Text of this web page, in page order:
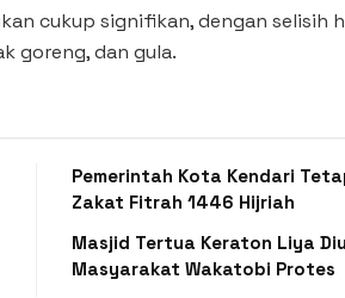
cukup signifikan, dengan selisih
goreng, dan gula.
Pemerintah Kota Kendari Tetapkan Besaran
Zakat Fitrah 1446 Hijriah
Masjid Tertua Keraton Liya
Masyarakat Wakatobi Protes